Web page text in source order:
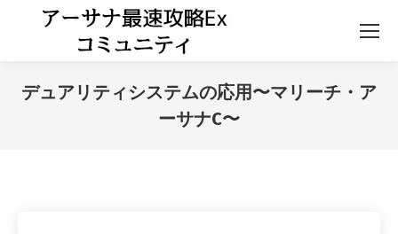
デュアリティシステムの応用〜マリーチ・ア
ーサナC〜